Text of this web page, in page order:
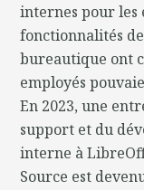
internes pour les
fonctionnalités
bureautique ont
employés
En 2023, une
support et du
interne à
Source est